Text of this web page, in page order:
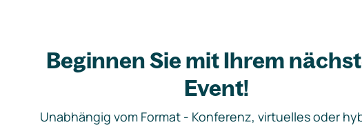
Beginnen Sie mit Ihrem
Event!
Unabhängig vom Format - Konferenz, virtuelles oder